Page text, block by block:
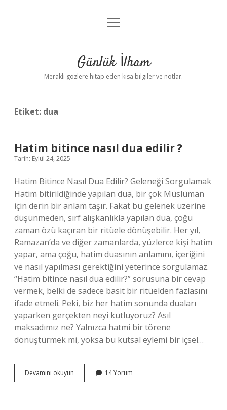
Anasayfa
Yasal Uyarı
menüyü
Günlük İlham
Meraklı gözlere hitap eden kısa bilgiler ve notlar.
Etiket: dua
Hatim bitince nasıl dua edilir ?
Tarih: Eylül 24, 2025
Hatim Bitince Nasıl Dua Edilir? Geleneği Sorgulamak
Hatim bitirildiğinde yapılan dua, bir çok Müslüman
için derin bir anlam taşır. Fakat bu gelenek üzerine
düşünmeden, sırf alışkanlıkla yapılan dua, çoğu
zaman özü kaçıran bir ritüele dönüşebilir. Her yıl,
Ramazan’da ve diğer zamanlarda, yüzlerce kişi hatim
yapar, ama çoğu, hatim duasının anlamını, içeriğini
ve nasıl yapılması gerektiğini yeterince sorgulamaz.
“Hatim bitince nasıl dua edilir?” sorusuna bir cevap
vermek, belki de sadece basit bir ritüelden fazlasını
ifade etmeli. Peki, biz her hatim sonunda duaları
yaparken gerçekten neyi kutluyoruz? Asıl
maksadımız ne? Yalnızca hatmi bir törene
dönüştürmek mi, yoksa bu kutsal eylemi bir içsel…
Devamını okuyun
bitince
14 Yorum